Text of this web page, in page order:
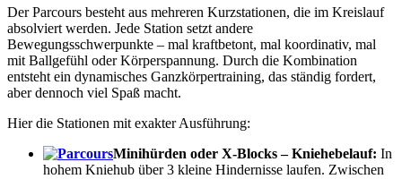
Der Parcours besteht aus mehreren Kurzstationen, die im Kreislauf
absolviert werden. Jede Station setzt andere
Bewegungsschwerpunkte – mal kraftbetont, mal koordinativ, mal
mit Ballgefühl oder Körperspannung. Durch die Kombination
entsteht ein dynamisches Ganzkörpertraining, das ständig fordert,
aber dennoch viel Spaß macht.
Hier die Stationen mit exakter Ausführung:
Minihürden oder X-Blocks –Kniehebelauf: In
hohem Kniehub über 3 kleine Hindernisse laufen. Zwischen